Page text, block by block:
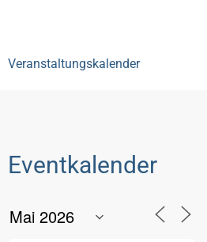
Veranstaltungskalender
Eventkalender